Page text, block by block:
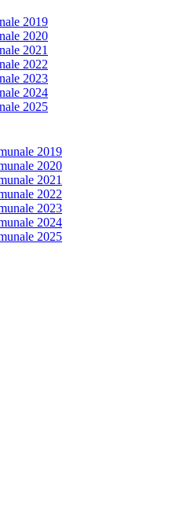
2019
2020
2021
2022
2023
2024
2025
2019
2020
2021
2022
2023
2024
2025